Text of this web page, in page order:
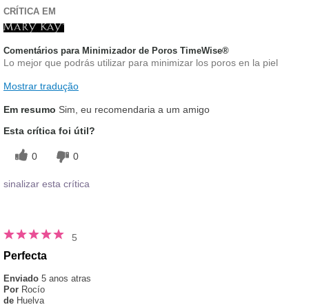
CRÍTICA EM
Comentários para Minimizador de Poros TimeWise®
Lo mejor que podrás utilizar para minimizar los poros en la piel
Mostrar tradução
Em resumo Sim, eu recomendaria a um amigo
Esta crítica foi útil?
0 0
sinalizar esta crítica
5
Perfecta
Enviado 5 anos atras
Por Rocío
de Huelva